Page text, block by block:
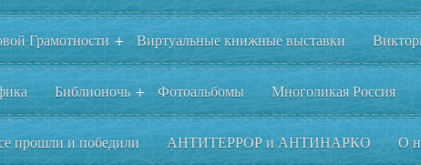
Грамотности + Виртуальные книжные выставки
Библионочь + Фотоальбомы Многоликая Россия
прошли и победили АНТИТЕРРОР и АНТИНАРКО О